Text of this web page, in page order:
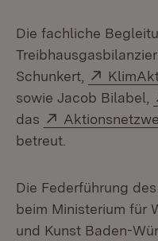
Die fachliche
Schunkert,
Extern:
sowie Jacob Bilabel,
das
Extern:
betreut.
Die Federführung
beim Ministerium für
und Kunst Baden-